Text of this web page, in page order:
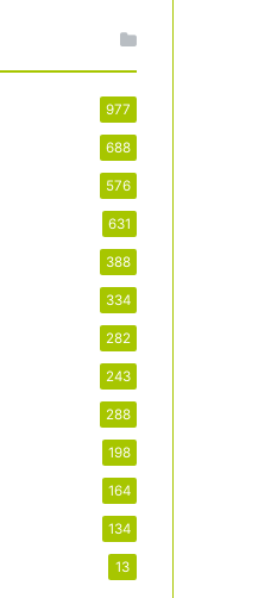
977
688
576
631
388
334
282
243
288
198
164
134
13